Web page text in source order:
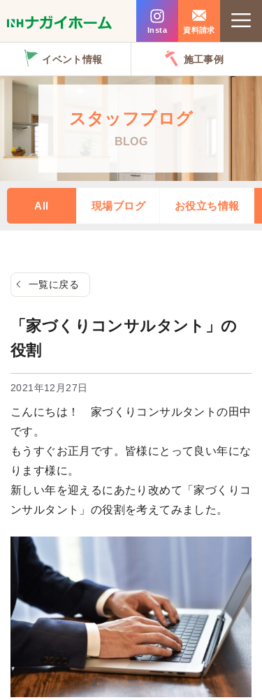
ン
プ
Insta 資料請求
イベント情報 施工事例
スタッフブログ
BLOG
All 現場ブログ お役立ち情報
一覧に戻る
「家づくりコンサルタント」の
役割
2021年12月27日
こんにちは！ 家づくりコンサルタントの田中
です。
もうすぐお正月です。皆様にとって良い年にな
ります様に。
新しい年を迎えるにあたり改めて「家づくりコ
ンサルタント」の役割を考えてみました。